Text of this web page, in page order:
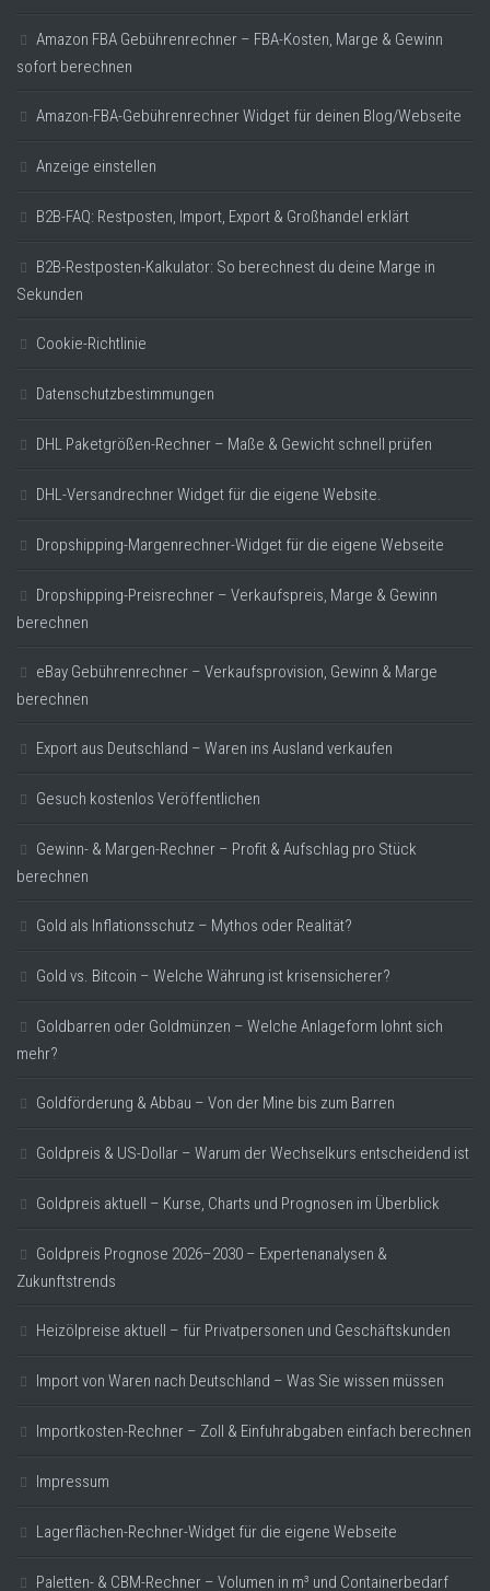
Amazon FBA Gebührenrechner – FBA-Kosten, Marge & Gewinn
sofort berechnen
Amazon-FBA-Gebührenrechner Widget für deinen Blog/Webseite
Anzeige einstellen
B2B-FAQ: Restposten, Import, Export & Großhandel erklärt
B2B-Restposten-Kalkulator: So berechnest du deine Marge in
Sekunden
Cookie-Richtlinie
Datenschutzbestimmungen
DHL Paketgrößen-Rechner – Maße & Gewicht schnell prüfen
DHL-Versandrechner Widget für die eigene Website.
Dropshipping-Margenrechner-Widget für die eigene Webseite
Dropshipping-Preisrechner – Verkaufspreis, Marge & Gewinn
berechnen
eBay Gebührenrechner – Verkaufsprovision, Gewinn & Marge
berechnen
Export aus Deutschland – Waren ins Ausland verkaufen
Gesuch kostenlos Veröffentlichen
Gewinn- & Margen-Rechner – Profit & Aufschlag pro Stück
berechnen
Gold als Inflationsschutz – Mythos oder Realität?
Gold vs. Bitcoin – Welche Währung ist krisensicherer?
Goldbarren oder Goldmünzen – Welche Anlageform lohnt sich
mehr?
Goldförderung & Abbau – Von der Mine bis zum Barren
Goldpreis & US-Dollar – Warum der Wechselkurs entscheidend ist
Goldpreis aktuell – Kurse, Charts und Prognosen im Überblick
Goldpreis Prognose 2026–2030 – Expertenanalysen &
Zukunftstrends
Heizölpreise aktuell – für Privatpersonen und Geschäftskunden
Import von Waren nach Deutschland – Was Sie wissen müssen
Importkosten-Rechner – Zoll & Einfuhrabgaben einfach berechnen
Impressum
Lagerflächen-Rechner-Widget für die eigene Webseite
Paletten- & CBM-Rechner – Volumen in m³ und Containerbedarf